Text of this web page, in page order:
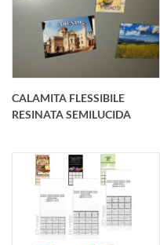
I magneti sono
conosciuti come uno
dei prodotti
promozionali più
personalizzati sono
unottimo modo per
CALAMITA FLESSIBILE
RESINATA SEMILUCIDA